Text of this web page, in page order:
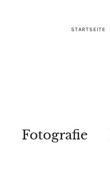
STARTSEITE
Fotografie